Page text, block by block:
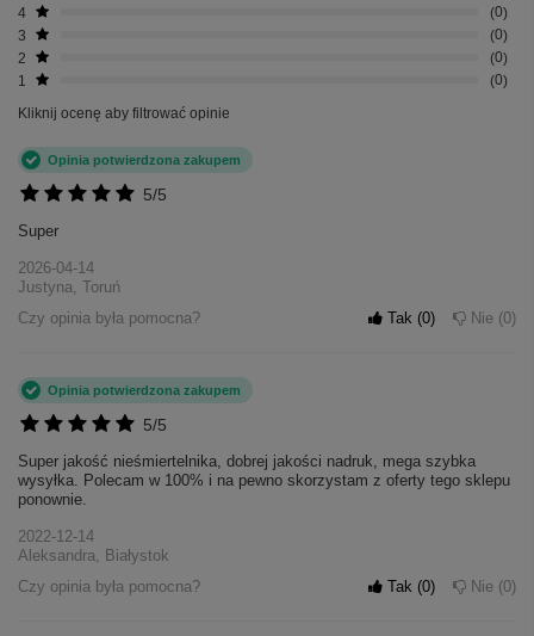
4
0
3
0
2
0
1
0
Kliknij ocenę aby filtrować opinie
5/5
Opinia potwierdzona zakupem
Super
2026-04-14
Justyna, Toruń
Czy opinia była pomocna?
Tak 0 Nie 0
5/5
Opinia potwierdzona zakupem
Super jakość nieśmiertelnika, dobrej jakości nadruk, mega szybka
wysyłka. Polecam w 100% i na pewno skorzystam z oferty tego sklepu
ponownie.
2022-12-14
Aleksandra, Białystok
Czy opinia była pomocna?
Tak 0 Nie 0